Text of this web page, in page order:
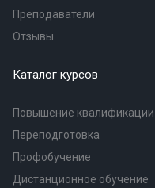
Преподаватели
Отзывы
Каталог курсов
Повышение квалификации
Переподготовка
Профобучение
Дистанционное обучение